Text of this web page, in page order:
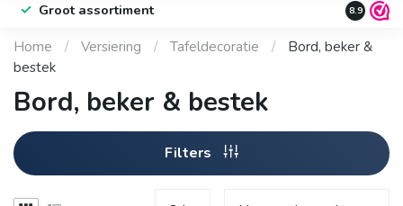
Groot assortiment Fysieke
8.9
Home / Versiering / Tafeldecoratie /
Bord, beker &
bestek
Bord, beker & bestek
Filters